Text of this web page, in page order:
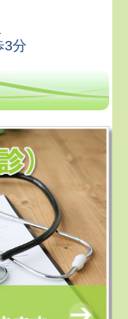
3分